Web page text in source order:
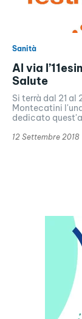
Sanità
Al via
Salute
Si terrà dal 21
Montecatini
dedicato
12 Settembre 2018